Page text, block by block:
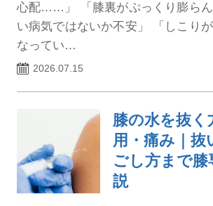
心配……」 「膝裏がぷっくり膨ら
い病気ではないか不安」 「しこり
なってい…
2026.07.15
膝の水を抜く
用・痛み｜抜
ごし方まで膝
説